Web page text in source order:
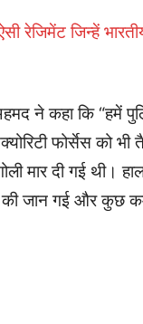
रेजिमेंट जिन्हें
ने कहा कि “हमें
फोर्सेस को
मार दी गई थी।
जान गई और कुछ